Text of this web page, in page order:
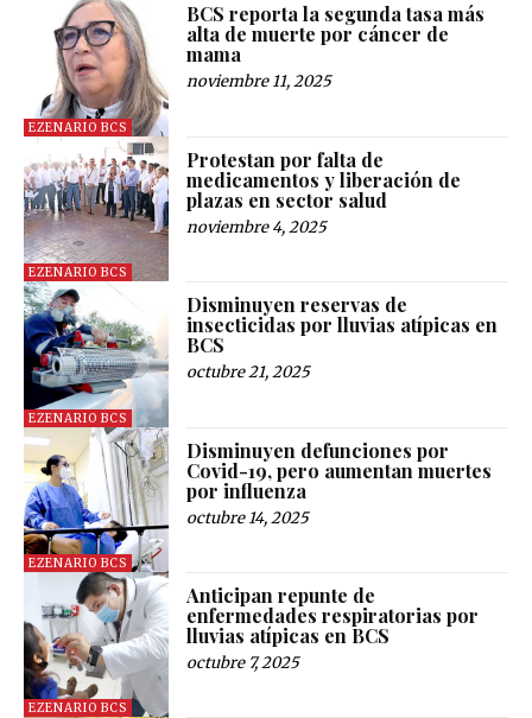
EZENARIO BCS
BCS reporta la segunda tasa más
alta de muerte por cáncer de
mama
noviembre 11, 2025
EZENARIO BCS
Protestan por falta de
medicamentos y liberación de
plazas en sector salud
noviembre 4, 2025
EZENARIO BCS
Disminuyen reservas de
insecticidas por lluvias atípicas en
BCS
octubre 21, 2025
EZENARIO BCS
Disminuyen defunciones por
Covid-19, pero aumentan muertes
por influenza
octubre 14, 2025
EZENARIO BCS
Anticipan repunte de
enfermedades respiratorias por
lluvias atípicas en BCS
octubre 7, 2025